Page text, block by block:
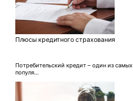
Плюсы кредитного страхования
Потребительский кредит – один из самых
популя...